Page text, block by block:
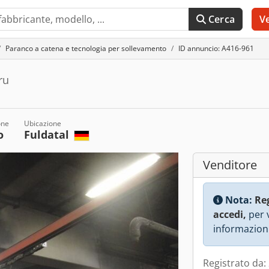
Cerca
Paranco a catena e tecnologia per sollevamento ID annuncio: A416-961
Ubicazione
Fuldatal
Venditore
Nota:
accedi, per
Registrato da: